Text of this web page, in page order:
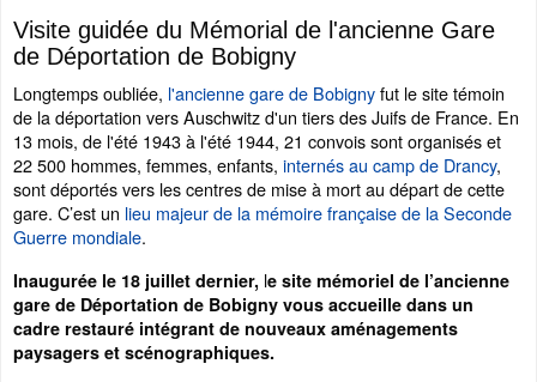
Visite guidée du Mémorial de l'ancienne Gare
de Déportation de Bobigny
Longtemps oubliée, l'ancienne gare de Bobignyfut le site témoin
de la déportation vers Auschwitz d'un tiers des Juifs de France. En
13 mois, de l'été 1943 à l'été 1944, 21 convois sont organisés et
22 500 hommes, femmes, enfants, internés au camp de Drancy,
sont déportés vers les centres de mise à mort au départ de cette
gare. C’est un lieu majeur de la mémoire française de la Seconde
Guerre mondiale.
Inaugurée le 18 juillet dernier, le site mémoriel de l’ancienne
gare de Déportation de Bobigny vous accueille dans un
cadre restauré intégrant de nouveaux aménagements
paysagers et scénographiques.